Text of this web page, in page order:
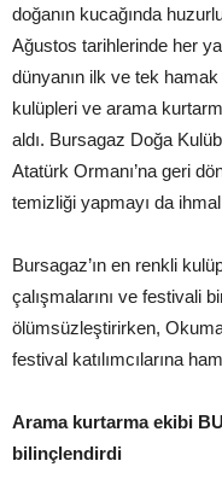
doğanın kucağında
Ağustos tarihlerinde her
dünyanın ilk ve tek
kulüpleri ve arama
aldı. Bursagaz Doğa
Atatürk Ormanı’na geri
temizliği yapmayı da
Bursagaz’ın en renkli
çalışmalarını ve festivali
ölümsüzleştirirken,
festival katılımcılarına
Arama kurtarma ekibi
bilinçlendirdi